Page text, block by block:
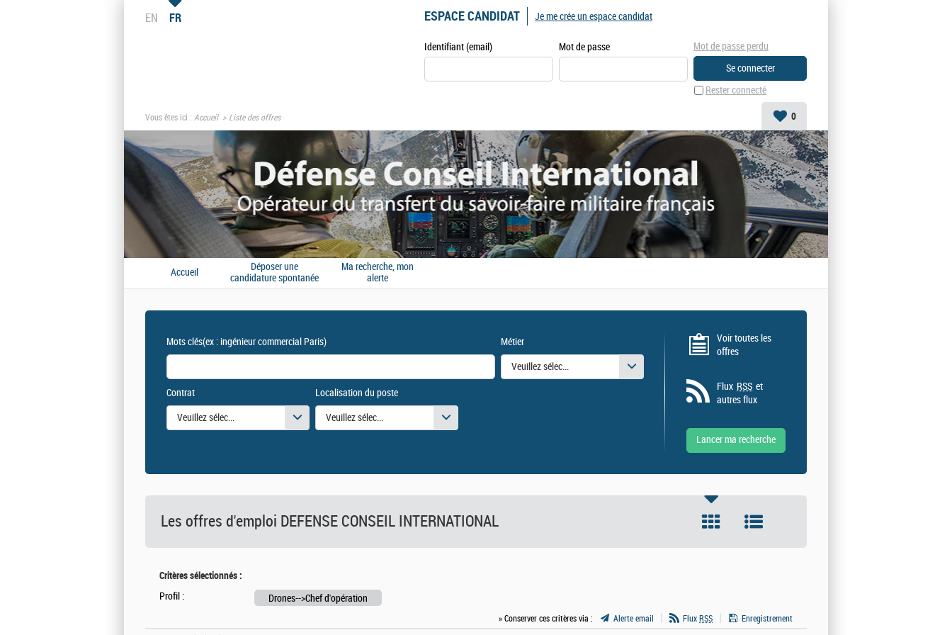
EN FR ESPACE CANDIDAT
Identifiant (email) Mot de passe
Rester connecté
Mot de passe perdu
Je me crée un espace candidat
Vous êtes ici : Accueil Liste des offres 0
Accueil
Déposer une
candidature spontanée
Ma recherche, mon
alerte
Mots clés(ex : ingénieur commercial Paris) Métier
Veuillez sélectionner une ou des valeurs
Contrat
Veuillez sélectionner une ou des valeurs
Localisation du poste
Veuillez sélectionner une ou des valeurs
Voir toutes les
offres
Flux RSS et
autres flux
Les offres d'emploi DEFENSE CONSEIL INTERNATIONAL
Critères sélectionnés :
Profil : Drones-->Chef d'opération
» Conserver ces critères via : Alerte email Flux RSS
Enregistrement